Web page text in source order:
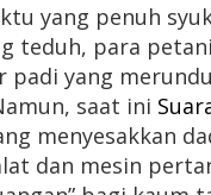
yang penuh
teduh, para
yang
saat ini
menyesakkan
dan mesin